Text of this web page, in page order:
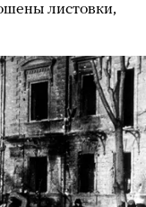
листовки,